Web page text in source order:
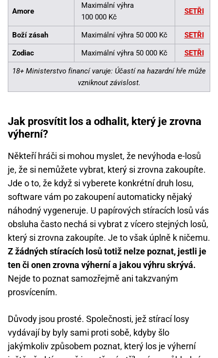
Amore
Maximální výhra
100 000 Kč
SETŘI
Boží zásah Maximální výhra 50 000 Kč SETŘI
Zodiac Maximální výhra 50 000 Kč SETŘI
18+ Ministerstvo financí varuje: Účastí na hazardní hře může
vzniknout závislost.
Jak prosvítit los a odhalit, který je zrovna
výherní?
Někteří hráči si mohou myslet, že nevýhoda e-losů
je, že si nemůžete vybrat, který si zrovna zakoupíte.
Jde o to, že když si vyberete konkrétní druh losu,
software vám po zakoupení automaticky nějaký
náhodný vygeneruje. U papírových stíracích losů vás
obsluha často nechá si vybrat z vícero stejných losů,
který si zrovna zakoupíte. Je to však úplně k ničemu.
Z žádných stíracích losů totiž nelze poznat, jestli je
ten či onen zrovna výherní a jakou výhru skrývá.
Nejde to poznat samozřejmě ani takzvaným
prosvícením.
Důvody jsou prosté. Společnosti, jež stírací losy
vydávají by byly sami proti sobě, kdyby šlo
jakýmkoliv způsobem poznat, který los je výherní